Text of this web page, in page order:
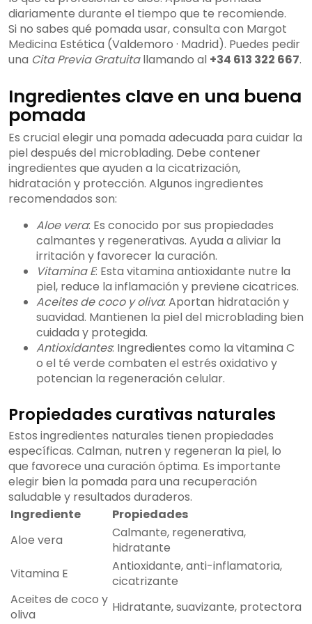
diariamente durante el tiempo que te recomiende.
Si no sabes qué pomada usar, consulta con Margot
Medicina Estética (Valdemoro · Madrid). Puedes pedir
una Cita Previa Gratuitallamando al +34 613 322 667.
Ingredientes clave en una buena
pomada
Es crucial elegir una pomada adecuada para cuidar la
piel después del microblading. Debe contener
ingredientes que ayuden a la cicatrización,
hidratación y protección. Algunos ingredientes
recomendados son:
Aloe vera: Es conocido por sus propiedades
calmantes y regenerativas. Ayuda a aliviar la
irritación y favorecer la curación.
Vitamina E: Esta vitamina antioxidante nutre la
piel, reduce la inflamación y previene cicatrices.
Aceites de coco y oliva: Aportan hidratación y
suavidad. Mantienen la piel del microblading bien
cuidada y protegida.
Antioxidantes: Ingredientes como la vitamina C
o el té verde combaten el estrés oxidativo y
potencian la regeneración celular.
Propiedades curativas naturales
Estos ingredientes naturales tienen propiedades
específicas. Calman, nutren y regeneran la piel, lo
que favorece una curación óptima. Es importante
elegir bien la pomada para una recuperación
saludable y resultados duraderos.
Ingrediente
Propiedades
Aloe vera
Calmante, regenerativa,
hidratante
Vitamina E
Antioxidante, anti-inflamatoria,
cicatrizante
Aceites de coco y
oliva
Hidratante, suavizante, protectora